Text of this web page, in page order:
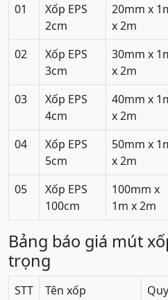
01
Xốp EPS
2cm
20mm x
x 2m
02
Xốp EPS
3cm
30mm x
x 2m
03
Xốp EPS
4cm
40mm x
x 2m
04
Xốp EPS
5cm
50mm x
x 2m
05
Xốp EPS
100cm
100mm x
1m x 2m
Bảng báo giá mút
trọng
STT Tên xốp
Quy